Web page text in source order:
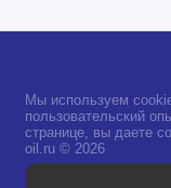
Мы используем
пользовательский
странице, вы даете
oil.ru © 2026